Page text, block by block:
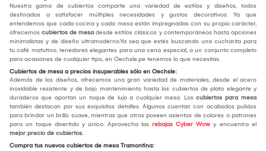
Nuestra gama de cubiertos comparte una variedad de estilos y diseños, todos
destinados a satisfacer múltiples necesidades y gustos decorativos. Ya que
entendemos que cada cocina y cada mesa están impregnadas con su propio carácter,
ofrecemos cubiertos de mesa desde estilos clásicos y contemporáneos hasta opciones
minimalistas y de diseño ultramoderno.Ya sea que estés buscando una cucharita para
tu café matutino, tenedores elegantes para una cena especial, o un conjunto completo
para ocasiones de cualquier tipo, en Oechsle.pe tenemos lo que necesitas.
Cubiertos de mesa a precios insuperables sólo en Oechsle:
Además de los diseños, ofrecemos una gran variedad de materiales, desde el acero
inoxidable resistente y de bajo mantenimiento hasta los cubiertos de plata elegante y
duraderos que aportan un toque de lujo a cualquier mesa. Los cubiertos para mesa
también destacan por sus exquisitos detalles. Algunos cuentan con acabados pulidos
para brindar un brillo suave, mientras que otros poseen asientos de colores o patrones
para un toque divertido y único. Aprovecha las rebajas Cyber Wow y encuentra el
mejor precio de cubiertos.
Compra tus nuevos cubiertos de mesa Tramontina: